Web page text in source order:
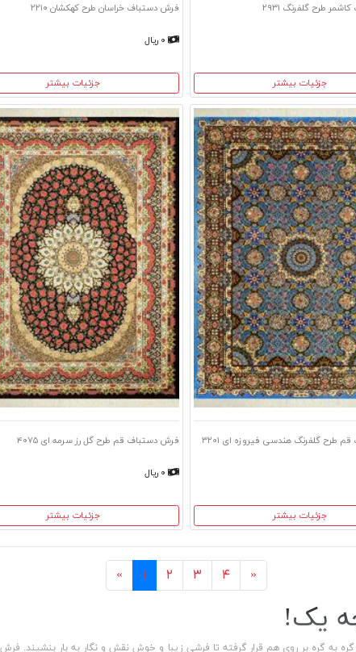
طرح گلفرنگ ۲۹۳۱
جزئیات بیشتر
فرش دستباف خراسان طرح کهکشان ۲۲۱۰
جزئیات بیشتر
طرح گلفرنگ هندسی فیروزه ای ۳۲۰۱
جزئیات بیشتر
فرش دستباف قم طرح گل رز سرمه ای ۴۰۷۵
جزئیات بیشتر
« ۱ ۲ ۳ ۴ »
یک!
به گره بر روی هم قرار گرفته تا فرشی زیبا و خوش نقش و نگار به بار بنشیند.